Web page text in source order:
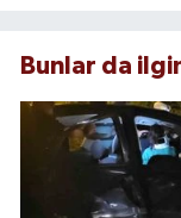
Bunlar da